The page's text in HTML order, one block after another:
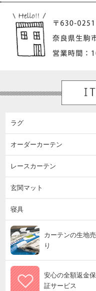
ラグ
オーダーカーテン
レースカーテン
玄関マット
寝具
カーテンの生地売
り
安心の全額返金保
証サービス